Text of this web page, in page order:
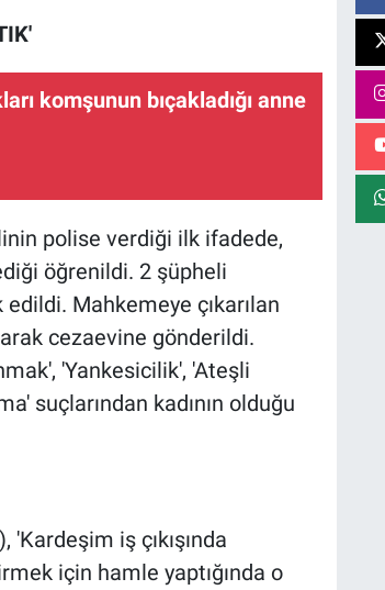
komşunun bıçakladığı anne
polise verdiği ilk ifadede,
öğrenildi. 2 şüpheli
Mahkemeye çıkarılan
cezaevine gönderildi.
'Yankesicilik', 'Ateşli
suçlarından kadının olduğu
iş çıkışında
için hamle yaptığında o